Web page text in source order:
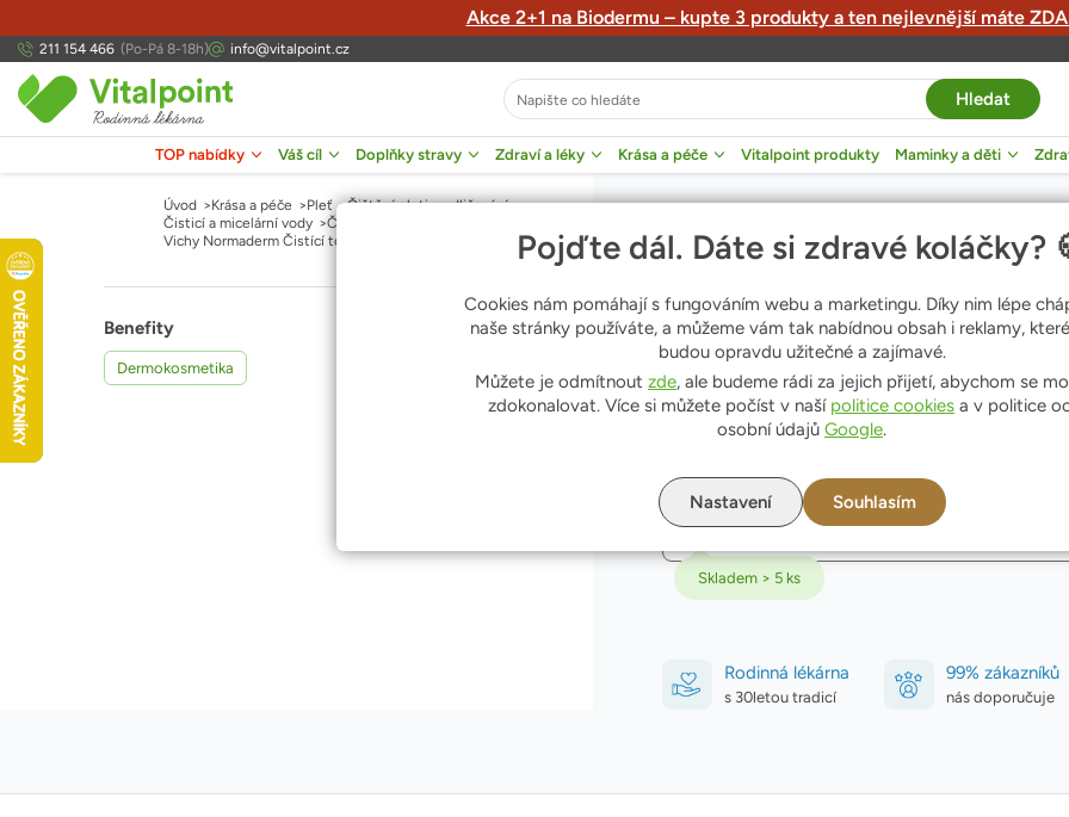
Akce 2+1 na Biodermu – kupte 3 produkty a ten nejlevnější máte
211 154 466 (Po-Pá 8-18h) info@vitalpoint.cz
Hledat
TOP nabídky Váš cíl Doplňky stravy Zdraví a léky Krása a péče Vitalpoint produkty Maminky a děti
Úvod Krása a péče Pleť
Čištění pleti a odličování
Čisticí a micelární vody
Čisticí pleťové vody
Vichy Normaderm Čistící tonikum proti rozšířeným pórům 200 ml
Vichy Normaderm
rozšířeným pórům
Od Značka
Vichy
Benefity
Dermokosmetika Pomáhá redukovat nedokonalosti, kožní maz a
Zítra 7.8. u vás(více)
464Kč
Skladem > 5 ks
Rodinná lékárna
s 30letou tradicí
99% zákazníků
nás doporučuje
Pojďte dál. Dáte si zdravé koláčky?
Cookies nám pomáhají s fungováním webu a marketingu. Díky nim lépe
naše stránky používáte, a můžeme vám tak nabídnou obsah i reklamy,
budou opravdu užitečné a zajímavé.
Můžete je odmítnout zde, ale budeme rádi za jejich přijetí, abychom se
zdokonalovat. Více si můžete počíst v naší politice cookies a v politice
osobní údajů Google.
Souhlasím
Nastavení